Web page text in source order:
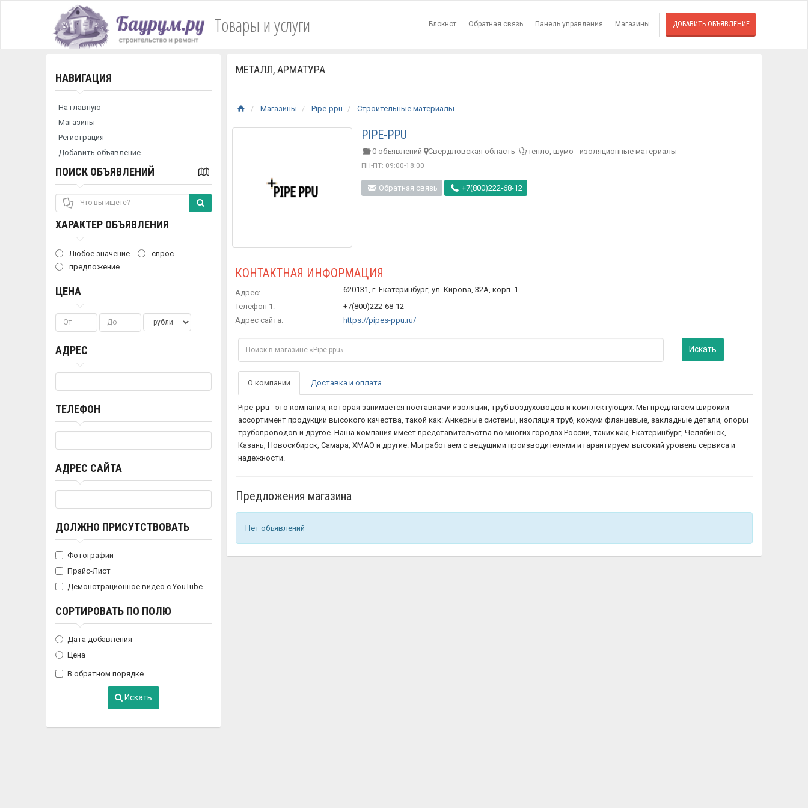
Товары и услуги Блокнот Обратная связь Панель управления Магазины ДОБАВИТЬ ОБЪЯВЛЕНИЕ
НАВИГАЦИЯ
На главную
Магазины
Регистрация
Добавить объявление
ПОИСК ОБЪЯВЛЕНИЙ
ХАРАКТЕР ОБЪЯВЛЕНИЯ
Любое значение
спрос
предложение
ЦЕНА
АДРЕС
ТЕЛЕФОН
АДРЕС САЙТА
ДОЛЖНО ПРИСУТСТВОВАТЬ
Фотографии
Прайс-Лист
Демонстрационное видео с YouTube
СОРТИРОВАТЬ ПО ПОЛЮ
Дата добавления
Цена
В обратном порядке
Искать
МЕТАЛЛ, АРМАТУРА
Магазины Pipe-ppu Строительные материалы
PIPE-PPU
0 объявлений Свердловская область тепло, шумо - изоляционные материалы
ПН-ПТ: 09:00-18:00
Обратная связь +7(800)222-68-12
КОНТАКТНАЯ ИНФОРМАЦИЯ
Адрес:
620131, г. Екатеринбург, ул. Кирова, 32А, корп. 1
Телефон 1:
+7(800)222-68-12
Адрес сайта:
https://pipes-ppu.ru/
Искать
О компании Доставка и оплата
Pipe-ppu - это компания, которая занимается поставками изоляции, труб воздуховодов и комплектующих. Мы предлагаем широкий
ассортимент продукции высокого качества, такой как: Анкерные системы, изоляция труб, кожухи фланцевые, закладные детали, опоры
трубопроводов и другое. Наша компания имеет представительства во многих городах России, таких как, Екатеринбург, Челябинск,
Казань, Новосибирск, Самара, ХМАО и другие. Мы работаем с ведущими производителями и гарантируем высокий уровень сервиса и
надежности.
Предложения магазина
Нет объявлений